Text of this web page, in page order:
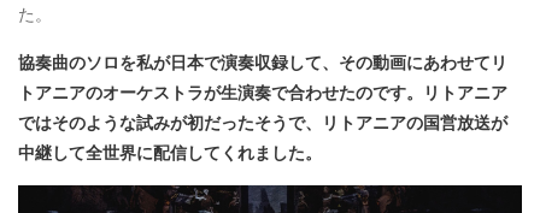
た。
協奏曲のソロを私が日本で演奏収録して、その動画にあわせてリ
トアニアのオーケストラが生演奏で合わせたのです。リトアニア
ではそのような試みが初だったそうで、リトアニアの国営放送が
中継して全世界に配信してくれました。